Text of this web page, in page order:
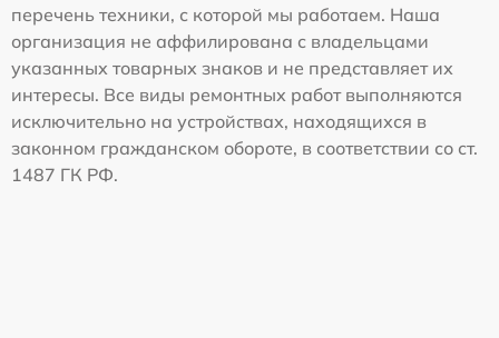
перечень техники, с которой мы работаем. Наша
организация не аффилирована с владельцами
указанных товарных знаков и не представляет их
интересы. Все виды ремонтных работ выполняются
исключительно на устройствах, находящихся в
законном гражданском обороте, в соответствии со ст.
1487 ГК РФ.